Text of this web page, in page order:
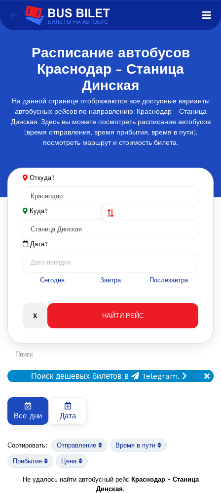
Расписание автобусов
Краснодар - Станица
Динская
На данной странице отображаются все доступные варианты
автобусных рейсов по направлению: Краснодар - Станица
Динская. Здесь вы можете посмотреть расписание автобусов
(время отправления, время прибытия, время в пути),
посмотреть маршрут и стоимость билета.
Откуда?
Куда?
Дата?
Сегодня Завтра Послезавтра
Поиск
Поиск дешевых билетов в Telegram.
Все дни Дата
Сортировать: Отправление Время в пути
Прибытие Цена
Не удалось найти автобусный рейс Краснодар - Станица
Динская.